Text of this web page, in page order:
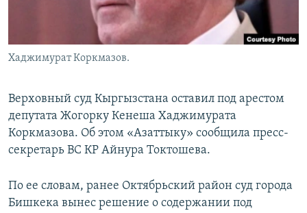
Хаджимурат Коркмазов.
Верховный суд Кыргызстана оставил под арестом
депутата Жогорку Кенеша Хаджимурата
Коркмазова. Об этом «Азаттыку» сообщила пресс-
секретарь ВС КР Айнура Токтошева.
По ее словам, ранее Октябрьский район суд города
Бишкека вынес решение о содержании под